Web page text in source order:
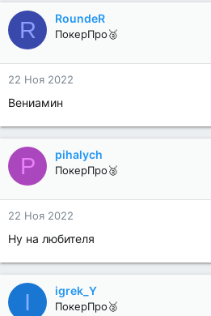
R RoundeR
ПокерПро🥈
22 Ноя 2022
Вениамин
P pihalych
ПокерПро🥈
22 Ноя 2022
Ну на любителя
I igrek_Y
ПокерПро🥈